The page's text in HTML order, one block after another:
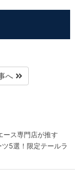
へ
ース専門店が推す
ツ5選！限定テールラ